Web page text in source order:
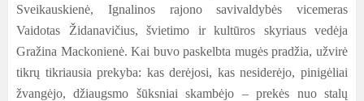
Sveikauskienė, Ignalinos rajono savivaldybės vicemeras
Vaidotas Židanavičius, švietimo ir kultūros skyriaus vedėja
Gražina Mackonienė. Kai buvo paskelbta mugės pradžia, užvirė
tikrų tikriausia prekyba: kas derėjosi, kas nesiderėjo, pinigėliai
žvangėjo, džiaugsmo šūksniai skambėjo – prekės nuo stalų